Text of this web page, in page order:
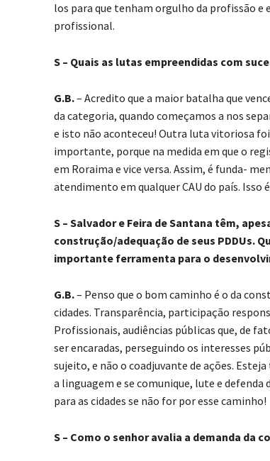
los para que tenham orgulho da profissão e
profissional.
S – Quais as lutas empreendidas com
G.B.– Acredito que a maior batalha que
da categoria, quando começamos a nos
e isto não aconteceu! Outra luta vitoriosa
importante, porque na medida em que o
em Roraima e vice versa. Assim, é funda-
atendimento em qualquer CAU do país. Isso
S – Salvador e Feira de Santana têm,
construção/adequação de seus PDDUs.
importante ferramenta para o
G.B.– Penso que o bom caminho é o da
cidades. Transparência, participação
Profissionais, audiências públicas que, de
ser encaradas, perseguindo os interesses
sujeito, e não o coadjuvante de ações.
a linguagem e se comunique, lute e
para as cidades se não for por esse caminho!
S – Como o senhor avalia a demanda da